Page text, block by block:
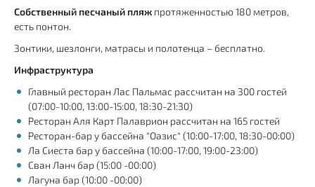
Собственный песчаный пляж протяженностью 180 метров,
есть понтон.
Зонтики, шезлонги, матрасы и полотенца – бесплатно.
Инфраструктура
Главный ресторан Лас Пальмас рассчитан на 300 гостей
(07:00-10:00, 13:00-15:00, 18:30-21:30)
Ресторан Аля Карт Палаврион рассчитан на 165 гостей
Ресторан-бар у бассейна "Оазис" (10:00-17:00, 18:30-00:00)
Ла Сиеста бар у бассейна (10:00-17:00, 19:00-23:00)
Сван Ланч бар (15:00 -00:00)
Лагуна бар (10:00 -00:00)